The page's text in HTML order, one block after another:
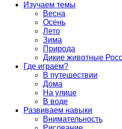
Изучаем темы
Весна
Осень
Лето
Зима
Природа
Дикие животные
Где играем?
В путешествии
Дома
На улице
В воде
Развиваем навыки
Внимательность